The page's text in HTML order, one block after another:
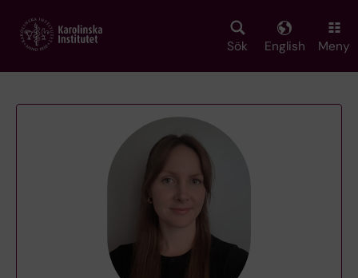
main
Sök English Meny